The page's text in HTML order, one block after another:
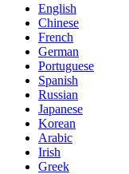
English
Chinese
French
German
Portuguese
Spanish
Russian
Japanese
Korean
Arabic
Irish
Greek